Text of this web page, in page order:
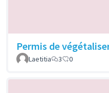
Permis de
Laetitia
3 0